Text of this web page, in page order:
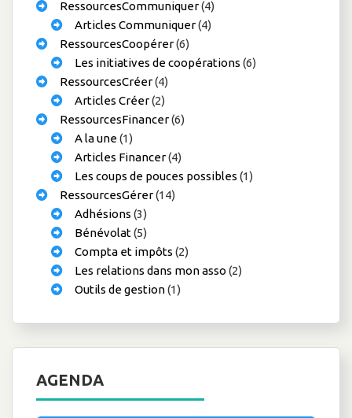
RessourcesCommuniquer(4)
Articles Communiquer(4)
RessourcesCoopérer(6)
Les initiatives de coopérations (6)
RessourcesCréer(4)
Articles Créer(2)
RessourcesFinancer(6)
A la une(1)
Articles Financer(4)
Les coups de pouces possibles (1)
RessourcesGérer(14)
Adhésions (3)
Bénévolat(5)
Compta et impôts (2)
Les relations dans mon asso (2)
Outils de gestion(1)
AGENDA